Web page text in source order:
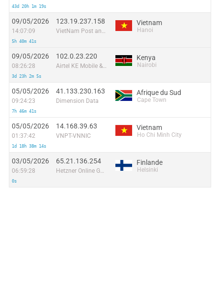
43d 20h 1m 19s
09/05/2026
14:07:09
5h 40m 41s
123.19.237.158
VietNam Post and Telecom Corporation
Vietnam
Hanoi
09/05/2026
08:26:28
3d 23h 2m 5s
102.0.23.220
Airtel KE Mobile & Fixed Internet
Kenya
Nairobi
05/05/2026
09:24:23
7h 46m 41s
41.133.230.163
Dimension Data
Afrique du Sud
Cape Town
05/05/2026
01:37:42
1d 18h 38m 14s
14.168.39.63
VNPT-VNNIC
Vietnam
Ho Chi Minh City
03/05/2026
06:59:28
0s
65.21.136.254
Hetzner Online GmbH
Finlande
Helsinki